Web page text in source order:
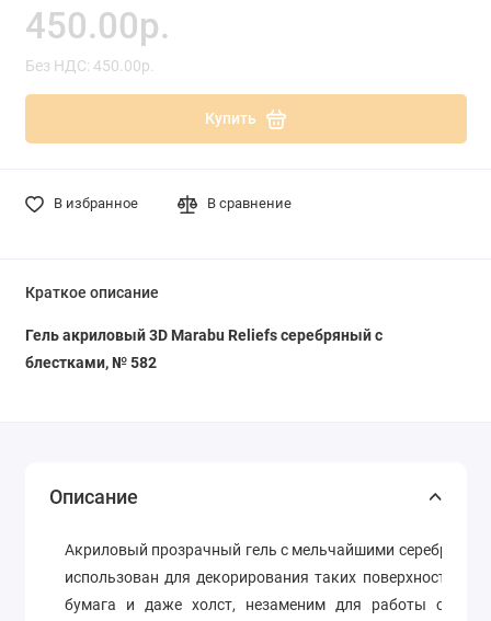
450.00р.
Без НДС: 450.00р.
Купить
В избранное В сравнение
Краткое описание
Гель акриловый 3D Marabu Reliefs серебряный с
блестками, № 582
Описание
Акриловый прозрачный гель с мельчайшими
использован для декорирования таких поверхностей
бумага
и даже холст, незаменим для работы с